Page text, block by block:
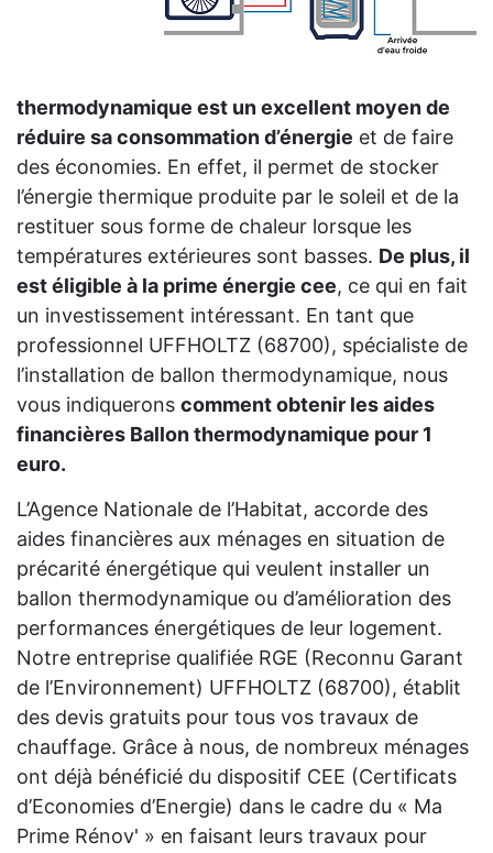
thermodynamique est un excellent moyen de
réduire sa consommation d’énergie et de faire
des économies. En effet, il permet de stocker
l’énergie thermique produite par le soleil et de la
restituer sous forme de chaleur lorsque les
températures extérieures sont basses. De plus, il
est éligible à la prime énergie cee, ce qui en fait
un investissement intéressant. En tant que
professionnel UFFHOLTZ (68700), spécialiste de
l’installation de ballon thermodynamique, nous
vous indiquerons comment obtenir les aides
financières Ballon thermodynamique pour 1
euro.
L’Agence Nationale de l’Habitat, accorde des
aides financières aux ménages en situation de
précarité énergétique qui veulent installer un
ballon thermodynamique ou d’amélioration des
performances énergétiques de leur logement.
Notre entreprise qualifiée RGE (Reconnu Garant
de l’Environnement) UFFHOLTZ (68700), établit
des devis gratuits pour tous vos travaux de
chauffage. Grâce à nous, de nombreux ménages
ont déjà bénéficié du dispositif CEE (Certificats
d’Economies d’Energie) dans le cadre du « Ma
Prime Rénov' » en faisant leurs travaux pour